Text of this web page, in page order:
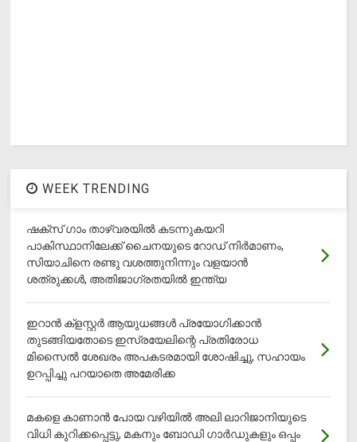
WEEK TRENDING
ഷക്സ് ​ഗാം താഴ്‌വരയിൽ കടന്നുകയറി
പാകിസ്ഥാനിലേക്ക് ചൈനയുടെ റോഡ് നിർമാണം,
സിയാചിനെ രണ്ടു വശത്തുനിന്നും വളയാൻ
ശത്രുക്കൾ, അതിജാ​ഗ്രതയിൽ ഇന്ത്യ
ഇറാന്‍ ക്‌ളസ്റ്റര്‍ ആയുധങ്ങള്‍ പ്രയോഗിക്കാന്‍
തുടങ്ങിയതോടെ ഇസ്രയേലിന്റെ പ്രതിരോധ
മിസൈല്‍ ശേഖരം അപകടരമായി ശോഷിച്ചു, സഹായം
ഉറപ്പിച്ചു പറയാതെ അമേരിക്ക
മകളെ കാണാന്‍ പോയ വഴിയില്‍ അലി ലാറിജാനിയുടെ
വിധി കുറിക്കപ്പെട്ടു, മകനും ബോഡി ഗാര്‍ഡുകളും ഒപ്പം